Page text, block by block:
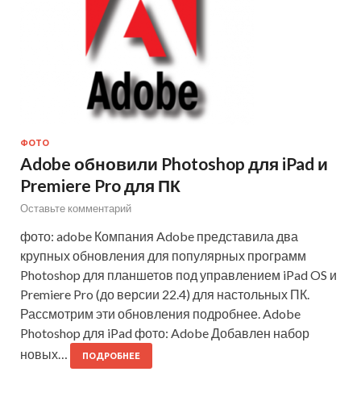
ФОТО
Adobe обновили Photoshop для iPad и
Premiere Pro для ПК
Оставьте комментарий
фото: adobe Компания Adobe представила два
крупных обновления для популярных программ
Photoshop для планшетов под управлением iPad OS и
Premiere Pro (до версии 22.4) для настольных ПК.
Рассмотрим эти обновления подробнее. Adobe
Photoshop для iPad фото: Adobe Добавлен набор
новых…
ПОДРОБНЕЕ